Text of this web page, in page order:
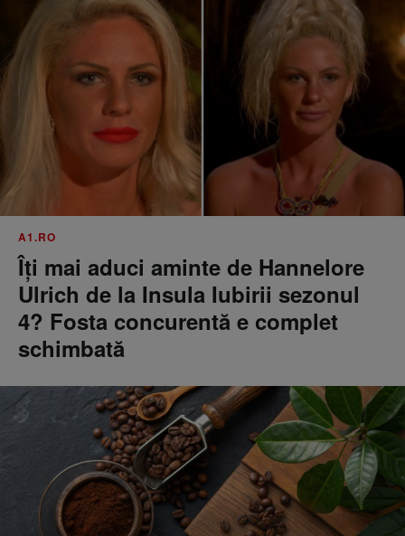
A1.RO
Îți mai aduci aminte de Hannelore
Ulrich de la Insula Iubirii sezonul
4? Fosta concurentă e complet
schimbată